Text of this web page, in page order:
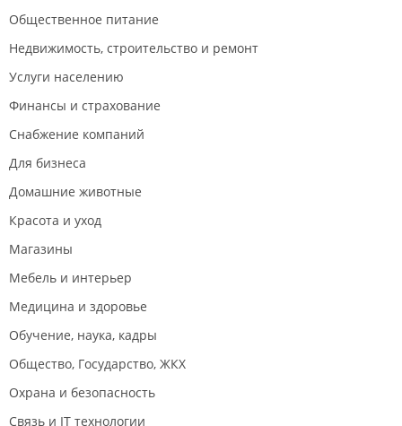
Общественное питание
Недвижимость, строительство и ремонт
Услуги населению
Финансы и страхование
Снабжение компаний
Для бизнеса
Домашние животные
Красота и уход
Магазины
Мебель и интерьер
Медицина и здоровье
Обучение, наука, кадры
Общество, Государство, ЖКХ
Охрана и безопасность
Связь и IT технологии